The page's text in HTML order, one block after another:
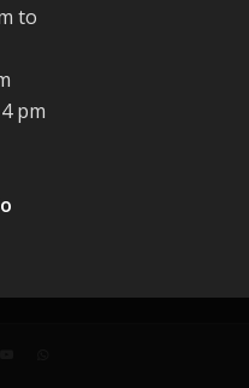
to
pm